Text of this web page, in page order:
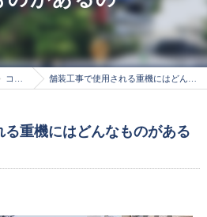
コラム 舗装工事で使用される重機にはどんなものがあるの
重機にはどんなものがある